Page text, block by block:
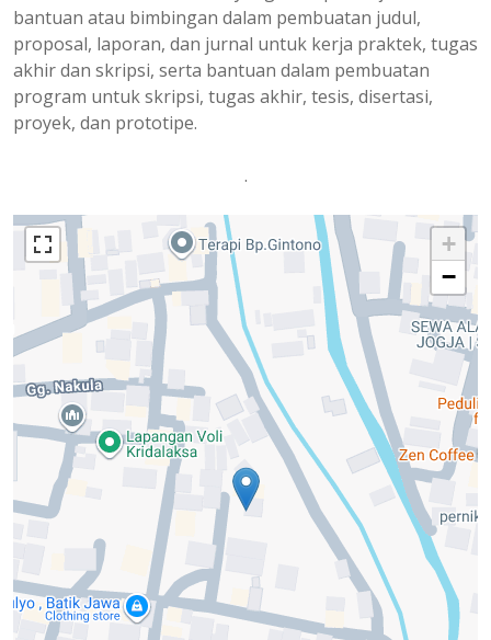
bantuan atau bimbingan dalam pembuatan judul,
proposal, laporan, dan jurnal untuk kerja praktek, tugas
akhir dan skripsi, serta bantuan dalam pembuatan
program untuk skripsi, tugas akhir, tesis, disertasi,
proyek, dan prototipe.
.
+
−